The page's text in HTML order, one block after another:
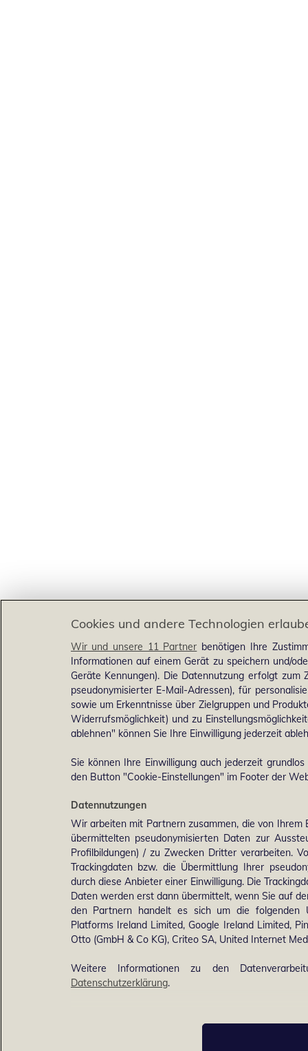
Cookies und andere Technologien
Wir und unsere 11 Partner benötigen Ihre
Informationen auf einem Gerät zu speichern und/
Geräte Kennungen). Die Datennutzung erfolgt
pseudonymisierter E-Mail-Adressen), für
sowie um Erkenntnisse über Zielgruppen und
Widerrufsmöglichkeit) und zu
ablehnen" können Sie Ihre Einwilligung jederzeit
Sie können Ihre Einwilligung auch jederzeit
den Button "Cookie-Einstellungen" im Footer der
Datennutzungen
Wir arbeiten mit Partnern zusammen, die von Ihrem
übermittelten pseudonymisierten Daten zur
Profilbildungen) / zu Zwecken Dritter verarbeiten.
Trackingdaten bzw. die Übermittlung Ihrer
durch diese Anbieter einer Einwilligung. Die
Daten werden erst dann übermittelt, wenn Sie auf
den Partnern handelt es sich um die folgenden
Platforms Ireland Limited, Google Ireland Limited,
Otto (GmbH & Co KG), Criteo SA, United Internet
Weitere Informationen zu den
Datenschutzerklärung.